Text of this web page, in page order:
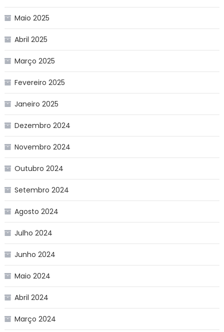
Maio 2025
Abril 2025
Março 2025
Fevereiro 2025
Janeiro 2025
Dezembro 2024
Novembro 2024
Outubro 2024
Setembro 2024
Agosto 2024
Julho 2024
Junho 2024
Maio 2024
Abril 2024
Março 2024